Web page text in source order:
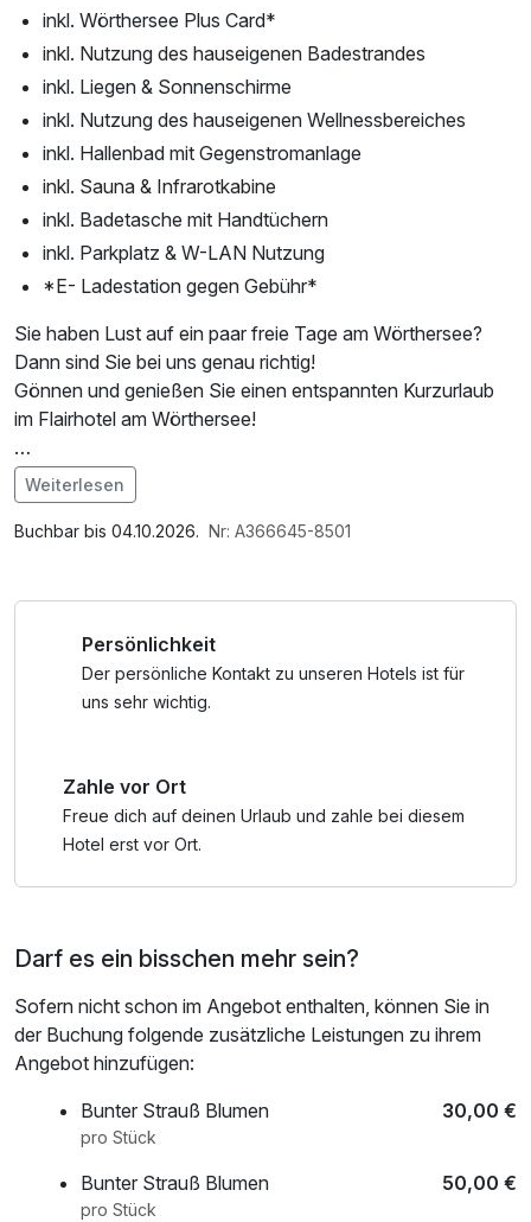
inkl. Wörthersee Plus Card*
inkl. Nutzung des hauseigenen Badestrandes
inkl. Liegen & Sonnenschirme
inkl. Nutzung des hauseigenen Wellnessbereiches
inkl. Hallenbad mit Gegenstromanlage
inkl. Sauna & Infrarotkabine
inkl. Badetasche mit Handtüchern
inkl. Parkplatz & W-LAN Nutzung
*E- Ladestation gegen Gebühr*
Sie haben Lust auf ein paar freie Tage am Wörthersee?
Dann sind Sie bei uns genau richtig!
Gönnen und genießen Sie einen entspannten Kurzurlaub
im Flairhotel am Wörthersee!
*Wörthersee Plus Card – Vorteile & Vergünstigungen für
viele Erlebnisse:
• Träumen im Planetarium Klagenfurt
• Stift St. Georgen erleben
• Gerhard-Porsche-Automuseum erkunden
• Schokoladengenuss bei Craigher
• Weinverkostung mit Kärntner Jause
• Stadtführungen durch Klagenfurt
Im Angebot enthalten
Saunabenutzung, Saunatuch, Parkplatz, Nutzung des
Bademantel und -tücher
Weiterlesen
Buchbar bis 04.10.2026. Nr: A366645-8501
Persönlichkeit
Der persönliche Kontakt zu unseren Hotels ist für
uns sehr wichtig.
Zahle vor Ort
Freue dich auf deinen Urlaub und zahle bei diesem
Hotel erst vor Ort.
Darf es ein bisschen mehr sein?
Sofern nicht schon im Angebot enthalten, können Sie in
der Buchung folgende zusätzliche Leistungen zu ihrem
Angebot hinzufügen:
Bunter Strauß Blumen
30,00 €
pro Stück
Bunter Strauß Blumen 50,00 €
pro Stück